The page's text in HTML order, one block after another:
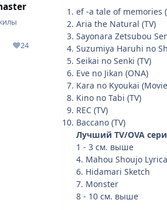
24
Репутация
ef -a tale of memories
Aria the Natural (TV)
Sayonara Zetsubou
Suzumiya Haruhi no
Seikai no Senki (TV)
Eve no Jikan (ONA)
Kara no Kyoukai
Kino no Tabi (TV)
REC (TV)
Baccano (TV)
Лучший TV/OVA
1 - 3 см. выше
4. Mahou Shoujo
6. Hidamari Sketch
7. Monster
8 - 10 см. выше